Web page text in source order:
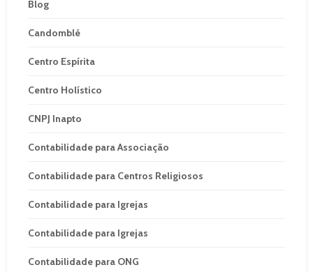
Blog
Candomblé
Centro Espírita
Centro Holístico
CNPJ Inapto
Contabilidade para Associação
Contabilidade para Centros Religiosos
Contabilidade para Igrejas
Contabilidade para Igrejas
Contabilidade para ONG